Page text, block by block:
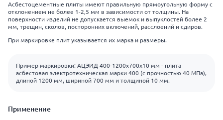
Асбестоцементные плиты имеют правильную прямоугольную форму с
отклонением не более 1-2,5 мм в зависимости от толщины. На
поверхности изделий не допускается выемок и выпуклостей более 2
мм, трещин, сколов, посторонних включений, расслоений и сдиров.
При маркировке плит указывается их марка и размеры.
Пример маркировки: АЦЭИД 400-1200x700x10 мм - плита
асбестовая электротехническая марки 400 (с прочностью 40 МПа),
длиной 1200 мм, шириной 700 мм и толщиной 10 мм.
Применение